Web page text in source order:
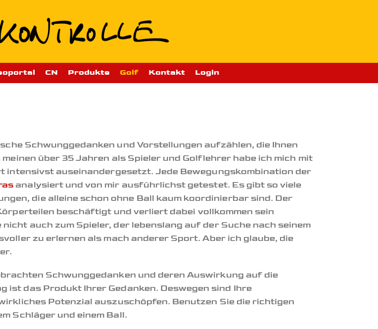
CN Produkte Golf Kontakt Login
Schwunggedanken und Vorstellungen aufzählen, die Ihnen
über 35 Jahren als Spieler und Golflehrer habe ich mich mit
intensivst auseinandergesetzt. Jede Bewegungskombination der
analysiert und von mir ausführlichst getestet. Es gibt so viele
die alleine schon ohne Ball kaum koordinierbar sind. Der
beschäftigt und verliert dabei vollkommen sein
auch zum Spieler, der lebenslang auf der Suche nach seinem
zu erlernen als mach anderer Sport. Aber ich glaube, die
Schwunggedanken und deren Auswirkung auf die
ist das Produkt Ihrer Gedanken. Deswegen sind Ihre
Potenzial auszuschöpfen. Benutzen Sie die richtigen
Schläger und einem Ball.